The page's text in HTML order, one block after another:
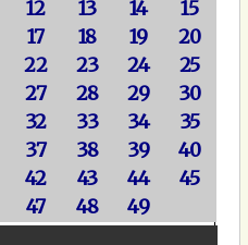
12 13 14
15
17 18 19
20
22 23 24
25
27 28 29
30
32 33 34
35
37 38 39
40
42 43 44
45
47 48 49